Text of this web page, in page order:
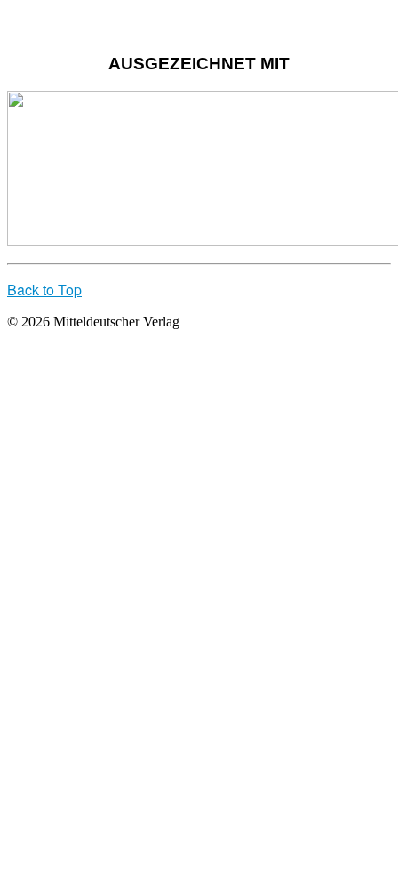
AUSGEZEICHNET MIT
Back to Top
© 2026 Mitteldeutscher Verlag